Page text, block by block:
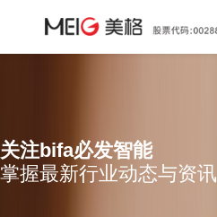
关注bifa必发智能
掌握最新行业动态与资讯